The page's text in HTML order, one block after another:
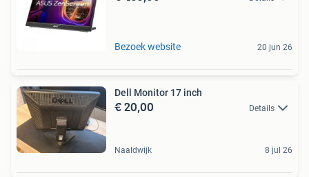
Bezoek website 20 jun 26
Dell Monitor 17 inch
€ 20,00 Details
Naaldwijk 8 jul 26